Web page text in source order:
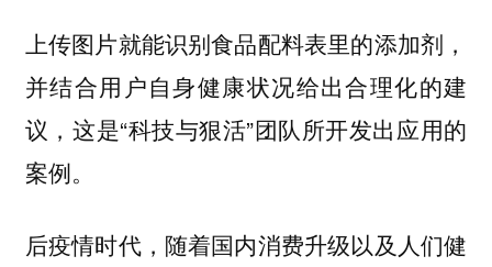
上传图片就能识别食品配料表里的添加剂，
并结合用户自身健康状况给出合理化的建
议，这是“科技与狠活”团队所开发出应用的
案例。
后疫情时代，随着国内消费升级以及人们健